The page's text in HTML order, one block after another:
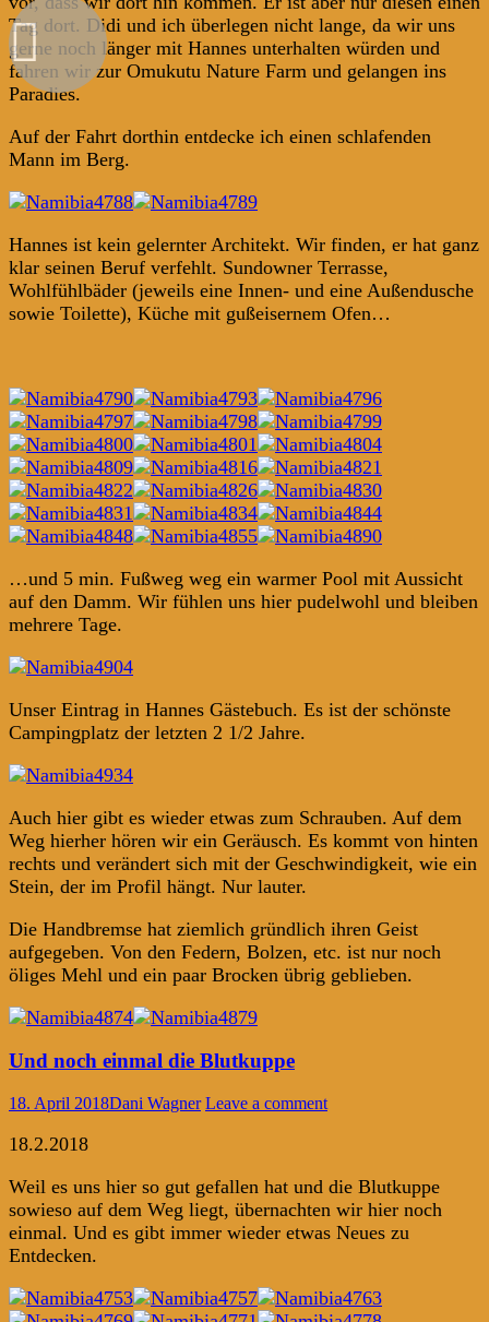
Tag dort. Didi und ich überlegen nicht lange, da wir uns
gerne noch länger mit Hannes unterhalten würden und
fahren wir zur Omukutu Nature Farm und gelangen ins
Paradies.
Auf der Fahrt dorthin entdecke ich einen schlafenden
Mann im Berg.
Hannes ist kein gelernter Architekt. Wir finden, er hat ganz
klar seinen Beruf verfehlt. Sundowner Terrasse,
Wohlfühlbäder (jeweils eine Innen- und eine Außendusche
sowie Toilette), Küche mit gußeisernem Ofen…
…und 5 min. Fußweg weg ein warmer Pool mit Aussicht
auf den Damm. Wir fühlen uns hier pudelwohl und bleiben
mehrere Tage.
Unser Eintrag in Hannes Gästebuch. Es ist der schönste
Campingplatz der letzten 2 1/2 Jahre.
Auch hier gibt es wieder etwas zum Schrauben. Auf dem
Weg hierher hören wir ein Geräusch. Es kommt von hinten
rechts und verändert sich mit der Geschwindigkeit, wie ein
Stein, der im Profil hängt. Nur lauter.
Die Handbremse hat ziemlich gründlich ihren Geist
aufgegeben. Von den Federn, Bolzen, etc. ist nur noch
öliges Mehl und ein paar Brocken übrig geblieben.
Und noch einmal die Blutkuppe
18. April 2018Dani Wagner Leave a comment
18.2.2018
Weil es uns hier so gut gefallen hat und die Blutkuppe
sowieso auf dem Weg liegt, übernachten wir hier noch
einmal. Und es gibt immer wieder etwas Neues zu
Entdecken.